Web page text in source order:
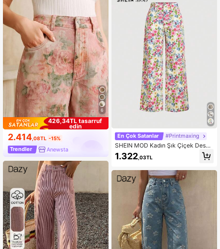
6
426,34TL tasarruf
edin
2.414,08TL -15%
Trendler Anewsta
En Çok Satanlar #Printmaxing
SHEIN MOD Kadın Şık Çiçek Desen
li Geniş Paça Kot Pantolon
1.322 ,03TL